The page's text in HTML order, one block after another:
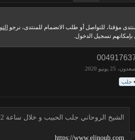
مؤقتا، للتواصل أو طلب الانضمام للمنتدى، نرجو
بإمكانهم تسجيل الدخول.
،
جلب
الشيخ الروحاني جلب الحبيب و خلال ساعة 00491634511222 لجلب الحبيب
https://www.eljnoub.com